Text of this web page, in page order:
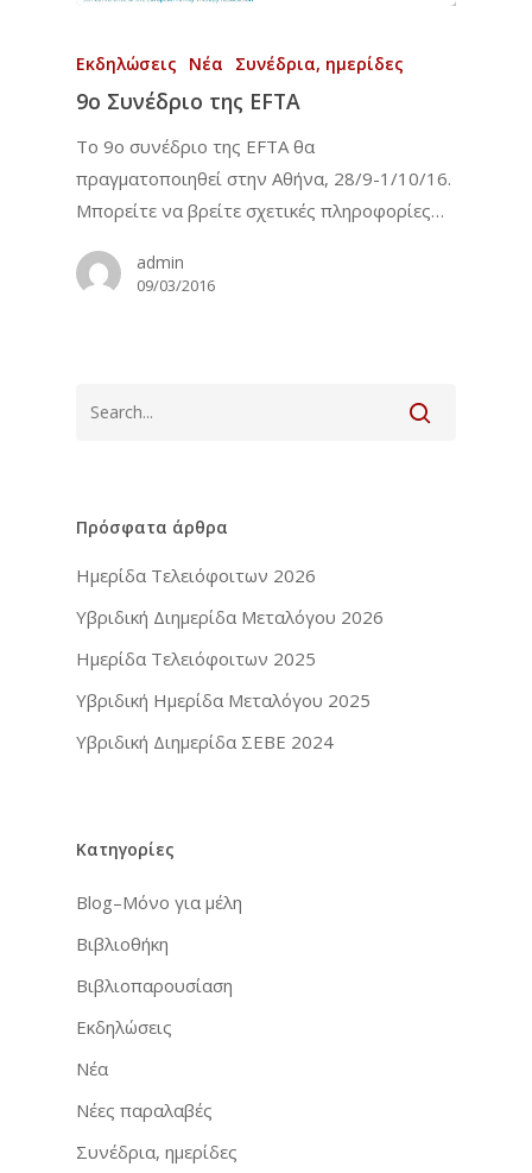
Εκδηλώσεις Νέα Συνέδρια, ημερίδες
9o Συνέδριο της EFTA
Το 9ο συνέδριο της EFTA θα
πραγματοποιηθεί στην Αθήνα, 28/9-1/10/16.
Μπορείτε να βρείτε σχετικές πληροφορίες…
admin
09/03/2016
Πρόσφατα άρθρα
Ημερίδα Τελειόφοιτων 2026
Υβριδική Διημερίδα Μεταλόγου 2026
Ημερίδα Τελειόφοιτων 2025
Υβριδική Ημερίδα Μεταλόγου 2025
Υβριδική Διημερίδα ΣΕΒΕ 2024
Κατηγορίες
Blog–Μόνο για μέλη
Βιβλιοθήκη
Βιβλιοπαρουσίαση
Εκδηλώσεις
Νέα
Νέες παραλαβές
Συνέδρια, ημερίδες